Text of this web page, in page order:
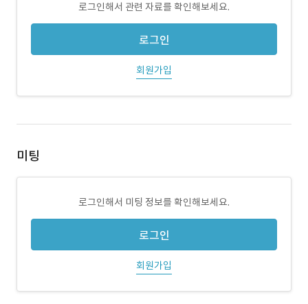
로그인해서 관련 자료를 확인해보세요.
로그인
회원가입
미팅
로그인해서 미팅 정보를 확인해보세요.
로그인
회원가입